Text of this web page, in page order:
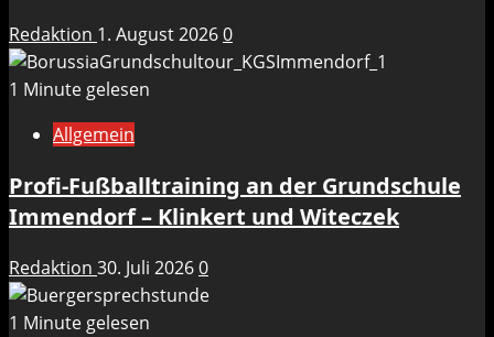
Redaktion 1. August 20260
1 Minute gelesen
Allgemein
Profi-Fußballtraining an der Grundschule
Immendorf – Klinkert und Witeczek
Redaktion 30. Juli 20260
1 Minute gelesen